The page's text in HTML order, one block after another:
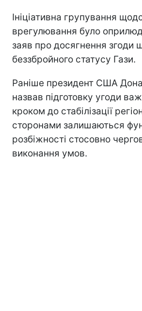
Ініціативна групування
врегулювання було
заяв про досягнення згоди
беззбройного статусу Гази.
Раніше президент США
назвав підготовку угоди
кроком до стабілізації
сторонами залишаються
розбіжності стосовно
виконання умов.